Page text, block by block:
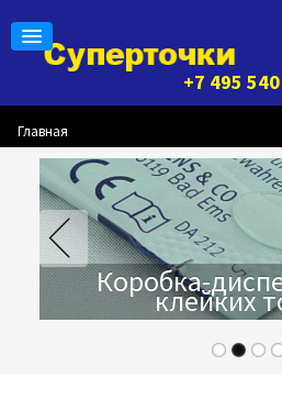
+7 495
Главная
Коробка-
клейких